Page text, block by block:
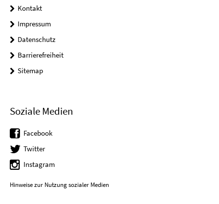
Kontakt
Impressum
Datenschutz
Barrierefreiheit
Sitemap
Soziale Medien
Facebook
Twitter
Instagram
Hinweise zur Nutzung sozialer Medien